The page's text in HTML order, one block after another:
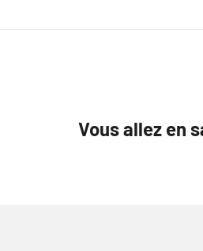
Vous allez en